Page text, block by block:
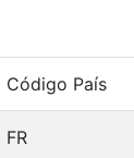
Código País
FR